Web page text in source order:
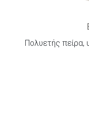
Πολυετής πείρα,